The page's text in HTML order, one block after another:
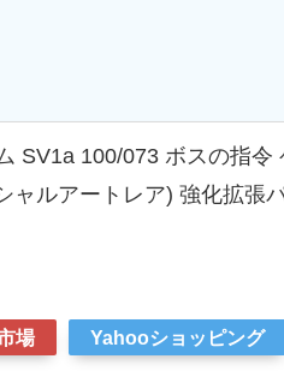
SV1a 100/073 ボスの指令
ャルアートレア) 強化拡張
場 Yahooショッピング